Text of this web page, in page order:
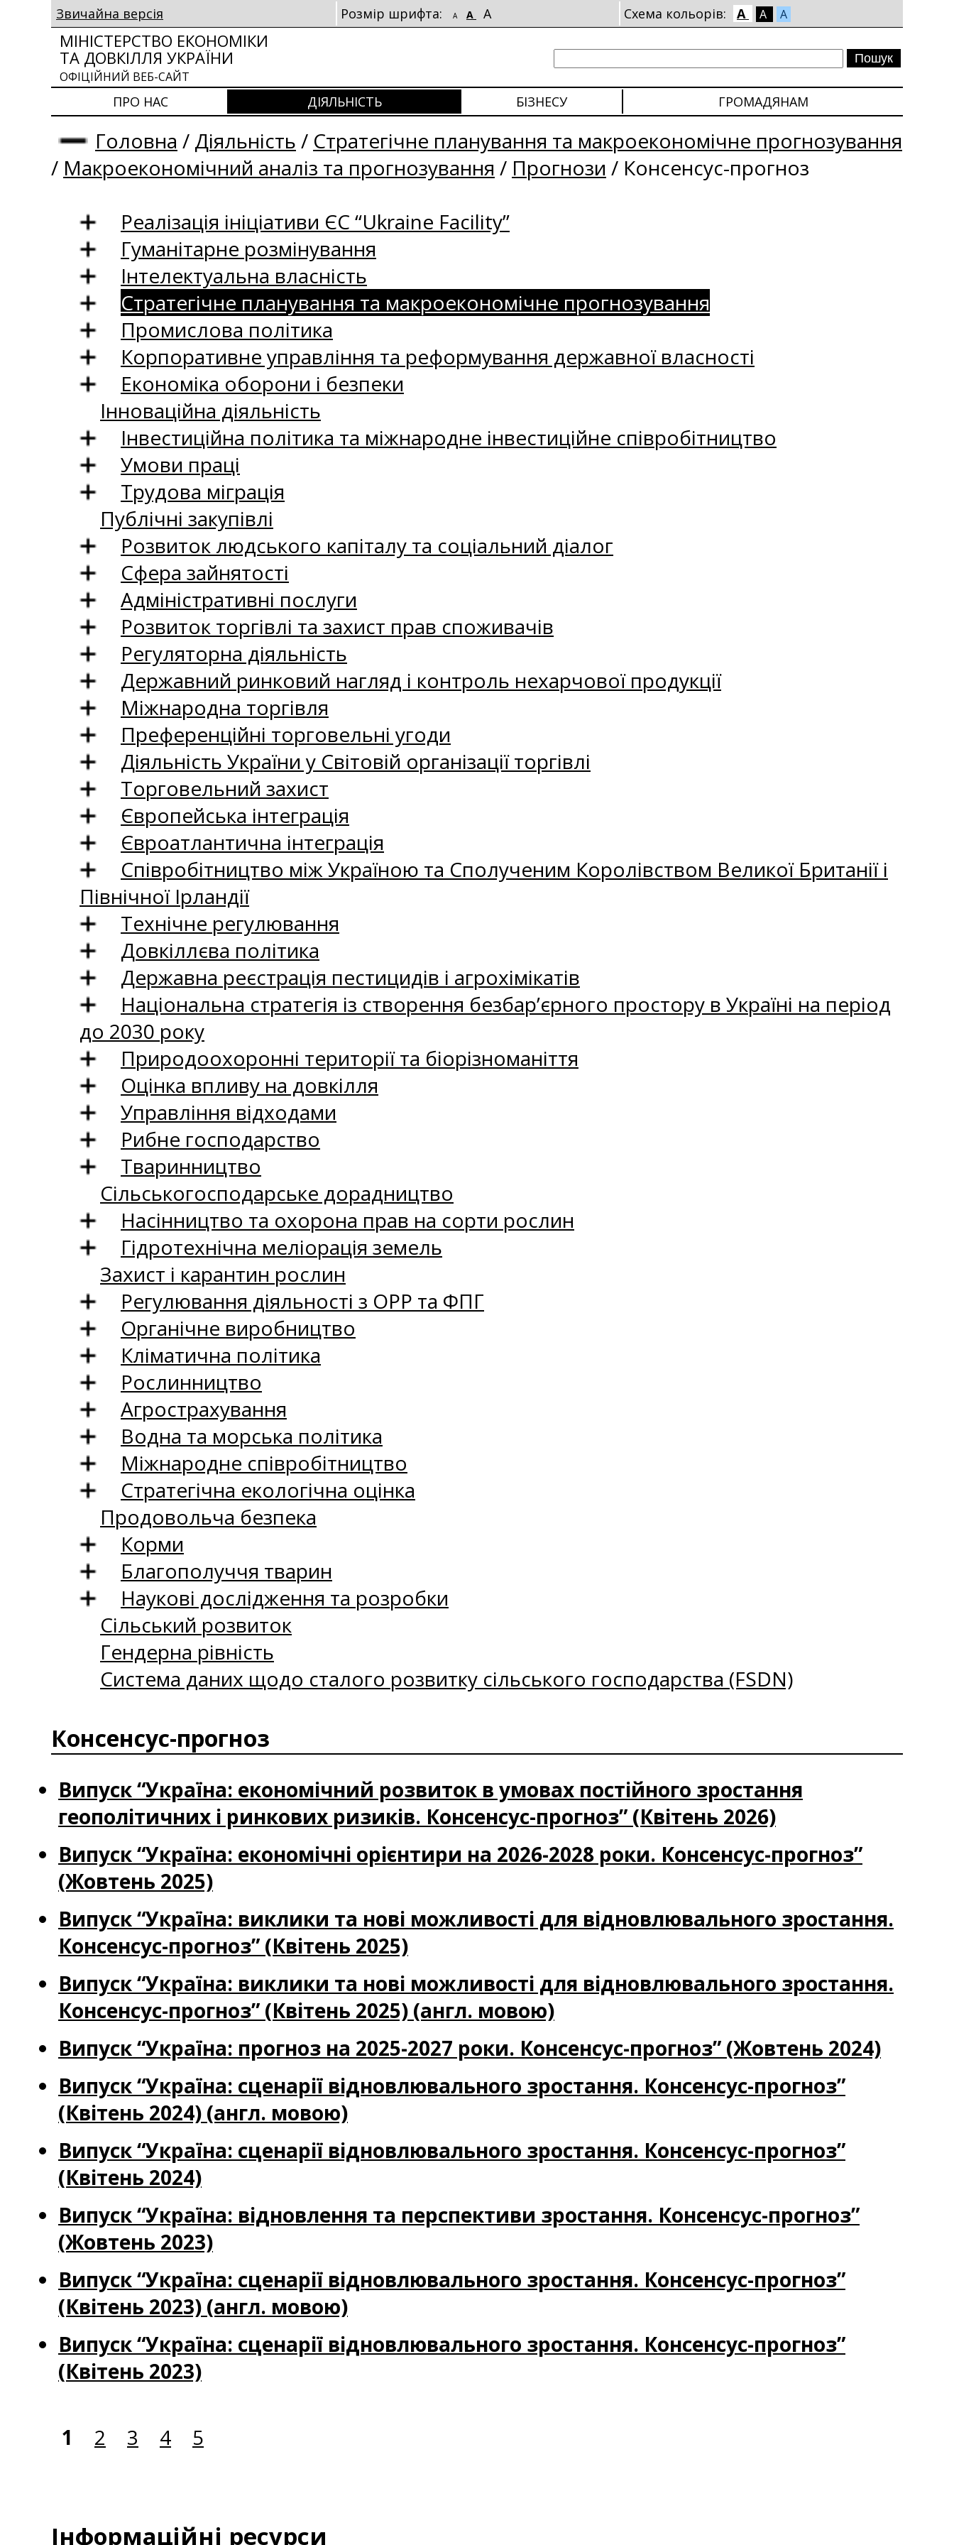
Звичайна версія Розмір шрифта: A A A Схема кольорів: A A A
МІНІСТЕРСТВО ЕКОНОМІКИ
ТА ДОВКІЛЛЯ УКРАЇНИ
ОФІЦІЙНИЙ ВЕБ-САЙТ
ПРО НАС ДІЯЛЬНІСТЬ БІЗНЕСУ ГРОМАДЯНАМ
Головна / Діяльність / Стратегічне планування та макроекономічне прогнозування
/ Макроекономічний аналіз та прогнозування / Прогнози / Консенсус-прогноз
Реалізація ініціативи ЄС “Ukraine Facility”
Гуманітарне розмінування
Інтелектуальна власність
Стратегічне планування та макроекономічне прогнозування
Промислова політика
Корпоративне управління та реформування державної власності
Економіка оборони і безпеки
Інноваційна діяльність
Інвестиційна політика та міжнародне інвестиційне співробітництво
Умови праці
Трудова міграція
Публічні закупівлі
Розвиток людського капіталу та соціальний діалог
Сфера зайнятості
Адміністративні послуги
Розвиток торгівлі та захист прав споживачів
Регуляторна діяльність
Державний ринковий нагляд і контроль нехарчової продукції
Міжнародна торгівля
Преференційні торговельні угоди
Діяльність України у Світовій організації торгівлі
Торговельний захист
Європейська інтеграція
Євроатлантична інтеграція
Співробітництво між Україною та Сполученим Королівством Великої Британії і
Північної Ірландії
Технічне регулювання
Довкіллєва політика
Державна реєстрація пестицидів і агрохімікатів
Національна стратегія із створення безбар’єрного простору в Україні на період
до 2030 року
Природоохоронні території та біорізноманіття
Оцінка впливу на довкілля
Управління відходами
Рибне господарство
Тваринництво
Сільськогосподарське дорадництво
Насінництво та охорона прав на сорти рослин
Гідротехнічна меліорація земель
Захист і карантин рослин
Регулювання діяльності з ОРР та ФПГ
Органічне виробництво
Кліматична політика
Рослинництво
Агрострахування
Водна та морська політика
Міжнародне співробітництво
Стратегічна екологічна оцінка
Продовольча безпека
Корми
Благополуччя тварин
Наукові дослідження та розробки
Сільський розвиток
Гендерна рівність
Система даних щодо сталого розвитку сільського господарства (FSDN)
Консенсус-прогноз
Випуск “Україна: економічний розвиток в умовах постійного зростання
геополітичних і ринкових ризиків. Консенсус-прогноз” (Квітень 2026)
Випуск “Україна: економічні орієнтири на 2026-2028 роки. Консенсус-прогноз”
(Жовтень 2025)
Випуск “Україна: виклики та нові можливості для відновлювального зростання.
Консенсус-прогноз” (Квітень 2025)
Випуск “Україна: виклики та нові можливості для відновлювального зростання.
Консенсус-прогноз” (Квітень 2025) (англ. мовою)
Випуск “Україна: прогноз на 2025-2027 роки. Консенсус-прогноз” (Жовтень 2024)
Випуск “Україна: сценарії відновлювального зростання. Консенсус-прогноз”
(Квітень 2024) (англ. мовою)
Випуск “Україна: сценарії відновлювального зростання. Консенсус-прогноз”
(Квітень 2024)
Випуск “Україна: відновлення та перспективи зростання. Консенсус-прогноз”
(Жовтень 2023)
Випуск “Україна: сценарії відновлювального зростання. Консенсус-прогноз”
(Квітень 2023) (англ. мовою)
Випуск “Україна: сценарії відновлювального зростання. Консенсус-прогноз”
(Квітень 2023)
1 2 3 4 5
Інформаційні ресурси